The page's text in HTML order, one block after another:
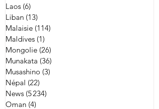
Laos (6)
Liban (13)
Malaisie (114)
Maldives (1)
Mongolie (26)
Munakata (36)
Musashino (3)
Népal (22)
News (5 234)
Oman (4)